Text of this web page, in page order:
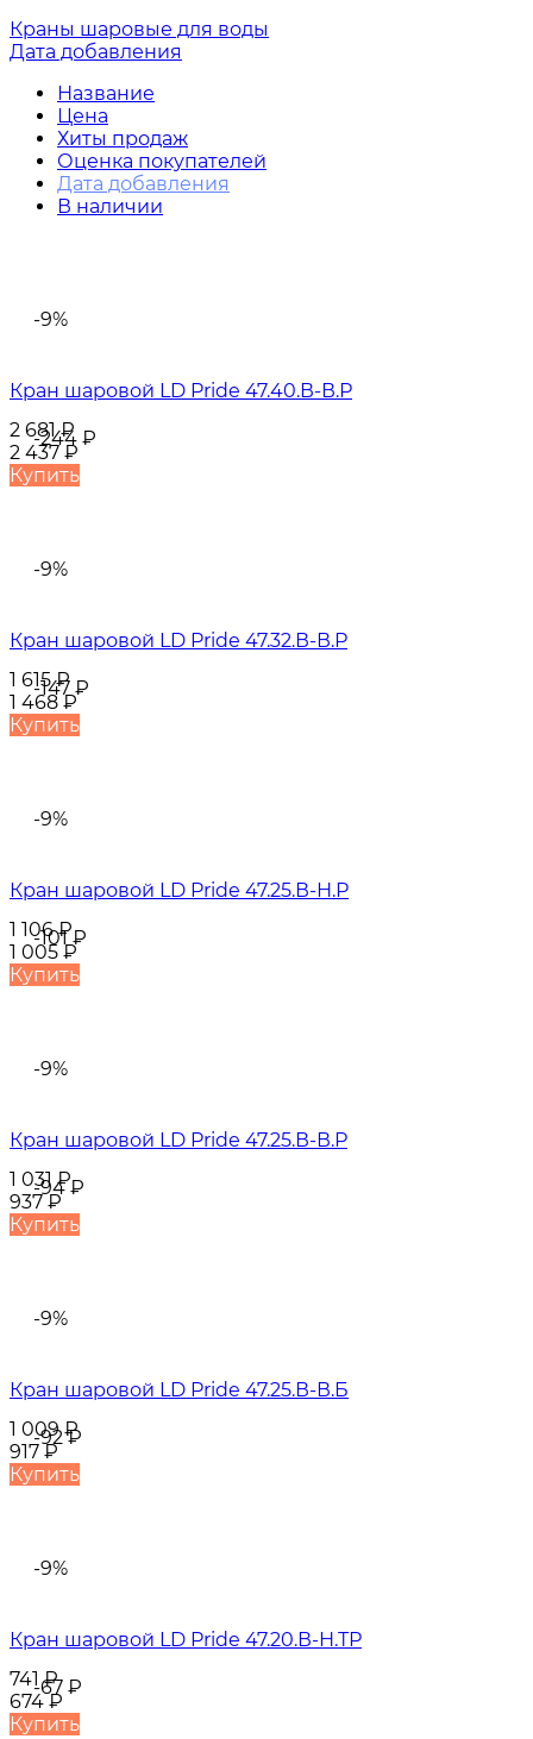
Краны шаровые для воды
Дата добавления
Название
Цена
Хиты продаж
Оценка покупателей
Дата добавления
В наличии
-9%
-244 ₽
Кран шаровой LD Pride 47.40.В-В.Р
2 681₽
2 437₽
Купить
-9%
-147 ₽
Кран шаровой LD Pride 47.32.В-В.Р
1 615₽
1 468 ₽
Купить
-9%
-101₽
Кран шаровой LD Pride 47.25.В-Н.Р
1 106₽
1 005 ₽
Купить
-9%
-94₽
Кран шаровой LD Pride 47.25.В-В.Р
1 031₽
937₽
Купить
-9%
-92₽
Кран шаровой LD Pride 47.25.В-В.Б
1 009₽
917₽
Купить
-9%
-67 ₽
Кран шаровой LD Pride 47.20.В-Н.ТР
741₽
674₽
Купить